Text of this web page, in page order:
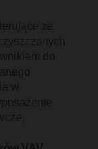
ze
do
w